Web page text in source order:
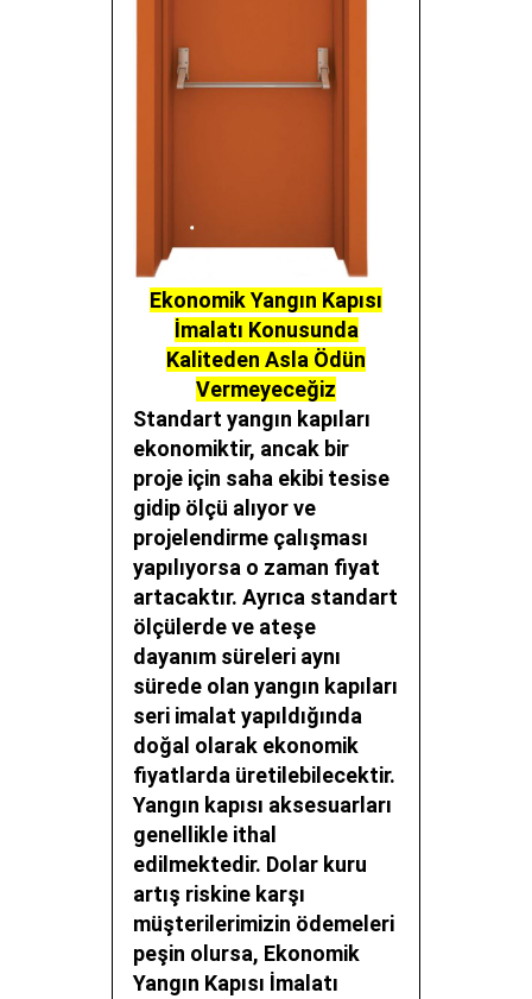
Ekonomik Yangın Kapısı
İmalatı Konusunda
Kaliteden Asla Ödün
Vermeyeceğiz
Standart yangın kapıları
ekonomiktir, ancak bir
proje için saha ekibi tesise
gidip ölçü alıyor ve
projelendirme çalışması
yapılıyorsa o zaman fiyat
artacaktır. Ayrıca standart
ölçülerde ve ateşe
dayanım süreleri aynı
sürede olan yangın kapıları
seri imalat yapıldığında
doğal olarak ekonomik
fiyatlarda üretilebilecektir.
Yangın kapısı aksesuarları
genellikle ithal
edilmektedir. Dolar kuru
artış riskine karşı
müşterilerimizin ödemeleri
peşin olursa, Ekonomik
Yangın Kapısı İmalatı